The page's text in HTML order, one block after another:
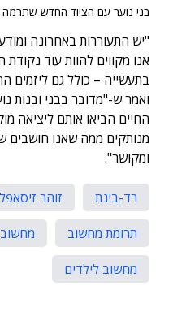
בני נוער עם הציוד החדש
"יש התעוררות באחרונה
אנו מקווים להוות עוד
בתעשייה – כולל גם ליזמים
ואמר ש-"מדובר בבני ובנות
החיים הביאו אותם ליציאה
מנותקים ממה שאנו חושבים
ומקושר".
רד-בינת זוהר זיסאפל
תרומת מחשוב
מחשוב לילדים